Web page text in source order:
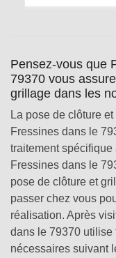
Pensez-vous que
79370 vous
grillage dans les
La pose de clôture
Fressines dans le
traitement spécifique
Fressines dans le
pose de clôture et
passer chez vous
réalisation. Après
dans le 79370
nécessaires suivant